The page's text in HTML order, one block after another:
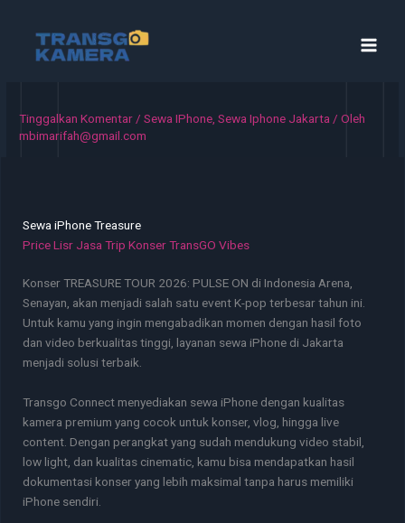
Tinggalkan Komentar /Sewa IPhone ,Sewa Iphone Jakarta / Oleh
mbimarifah@gmail.com
Sewa iPhone Treasure
Price Lisr Jasa Trip Konser TransGO Vibes
Konser TREASURE TOUR 2026: PULSE ON di Indonesia Arena,
Senayan, akan menjadi salah satu event K-pop terbesar tahun ini.
Untuk kamu yang ingin mengabadikan momen dengan hasil foto
dan video berkualitas tinggi, layanan sewa iPhone di Jakarta
menjadi solusi terbaik.
Transgo Connect menyediakan sewa iPhone dengan kualitas
kamera premium yang cocok untuk konser, vlog, hingga live
content. Dengan perangkat yang sudah mendukung video stabil,
low light, dan kualitas cinematic, kamu bisa mendapatkan hasil
dokumentasi konser yang lebih maksimal tanpa harus memiliki
iPhone sendiri.